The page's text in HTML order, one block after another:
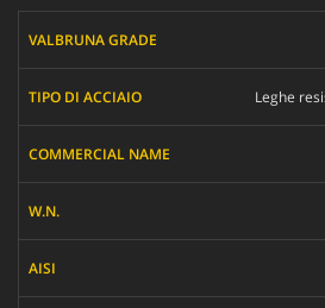
Leghe